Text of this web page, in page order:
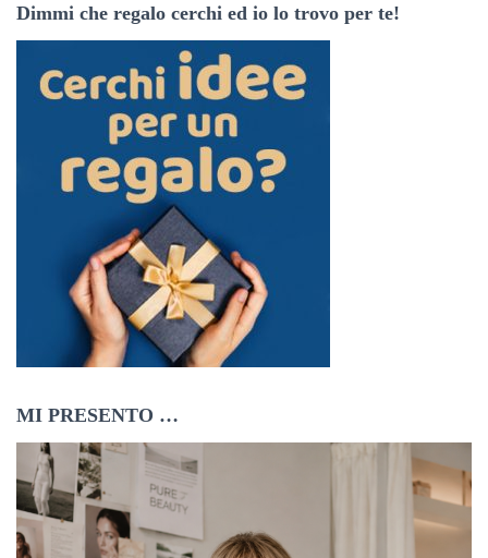
z
o
Dimmi che regalo cerchi ed io lo trovo per te!
MI PRESENTO …